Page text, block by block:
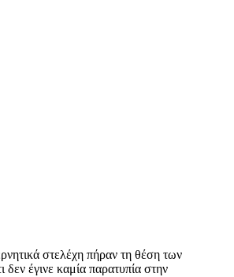
στελέχη πήραν τη θέση των
έγινε καμία παρατυπία στην